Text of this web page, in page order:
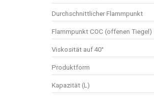
Durchschnittlicher Flammpunkt
Flammpunkt COC (offenen Tiegel)
Viskosität auf 40°
Produktform
Kapazität (L)